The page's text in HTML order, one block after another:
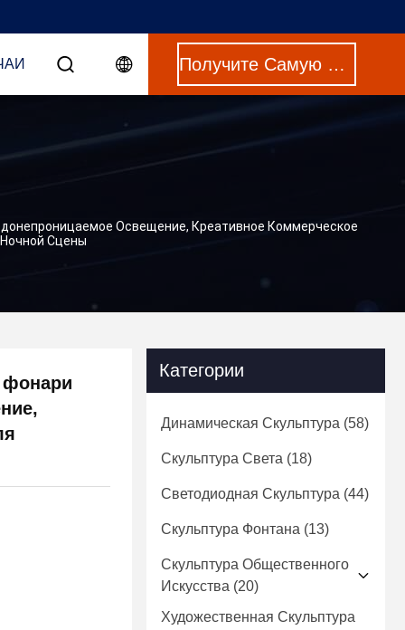
Получите Самую Лучшую Цену
Освещение, Креативное Коммерческое
Сцены
фонари
Категории
Динамическая Скульптура (58)
Скульптура Света (18)
Светодиодная Скульптура (44)
Скульптура Фонтана (13)
Скульптура Общественного
Искусства (20)
Художественная Скульптура